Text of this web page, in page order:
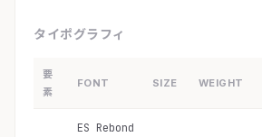
タイポグラフィ
要
素
FONT SIZE WEIGHT
ES Rebond